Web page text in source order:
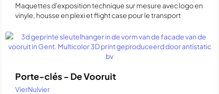
Maquettes d'exposition technique sur mesure avec logo en
vinyle, housse en plexi et flight case pour le transport
Porte-clés - De Vooruit
VierNulvier